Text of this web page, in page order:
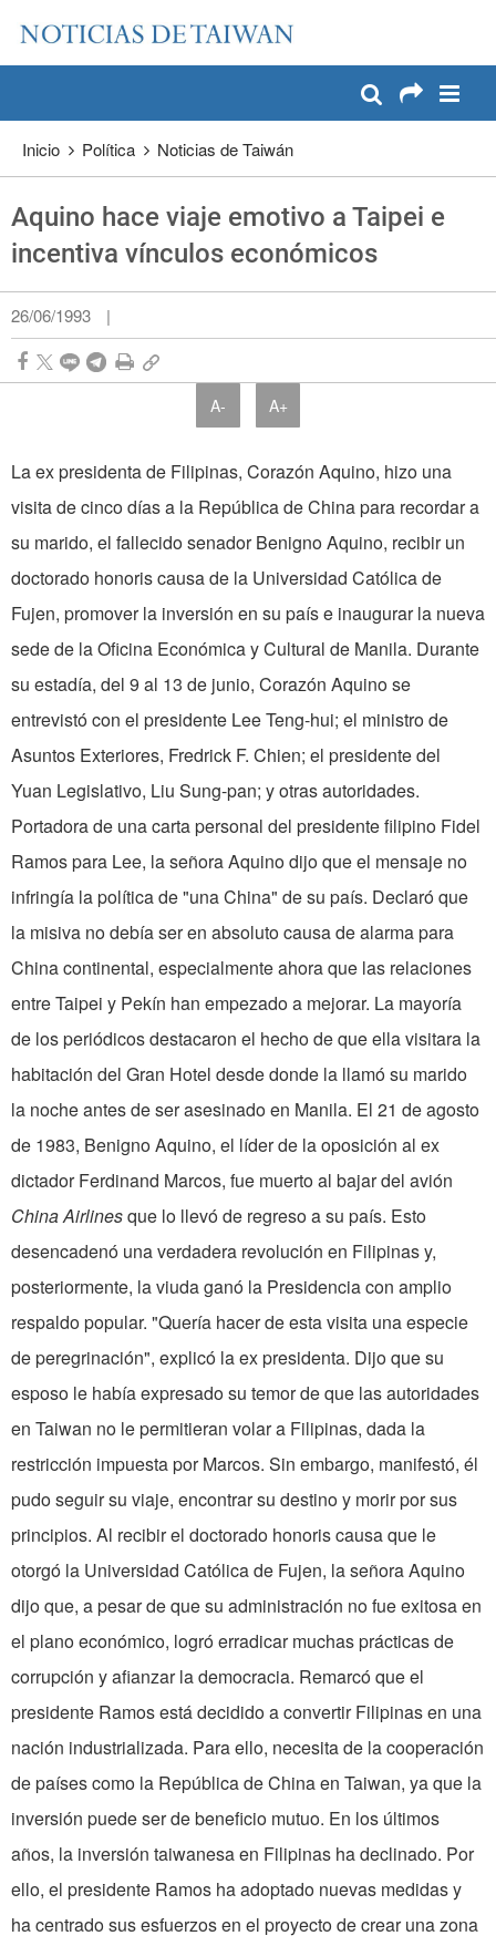
Pase a contenido principal
Inicio Política Noticias de Taiwán
Aquino hace viaje emotivo a Taipei e
incentiva vínculos económicos
26/06/1993 |
A- A+
La ex presidenta de Filipinas, Corazón Aquino, hizo una
visita de cinco días a la República de China para recordar a
su marido, el fallecido senador Benigno Aquino, recibir un
doctorado honoris causa de la Universidad Católica de
Fujen, pro­mover la inversión en su país e inau­gurar la nueva
sede de la Oficina Económica y Cultural de Manila. Durante
su estadía, del 9 al 13 de junio, Corazón Aquino se
entrevistó con el presidente Lee Teng-hui; el ministro de
Asuntos Exteriores, Fredrick F. Chien; el presidente del
Yuan Legislativo, Liu Sung-pan; y otras autoridades.
Portadora de una carta personal del presidente filipino Fidel
Ramos para Lee, la señora Aquino dijo que el mensaje no
infringía la política de "una China" de su país. Declaró que
la mi­siva no debía ser en absoluto causa de alarma para
China continental, especialmente ahora que las relaciones
entre Taipei y Pekín han em­pezado a mejorar. La mayoría
de los periódicos destacaron el hecho de que ella visitara la
habitación del Gran Hotel desde donde la llamó su marido
la noche antes de ser asesinado en Manila. El 21 de agosto
de 1983, Benigno Aquino, el líder de la oposición al ex
dictador Ferdinand Marcos, fue muerto al bajar del avión
China Airlinesque lo llevó de regreso a su país. Esto
desencadenó una verdadera revolución en Filipinas y,
posterior­mente, la viuda ganó la Presidencia con amplio
respaldo popular. "Quería hacer de esta visita una especie
de peregrinación", explicó la ex presidenta. Dijo que su
esposo le había expresado su temor de que las autoridades
en Taiwan no le permitieran volar a Filipinas, dada la
restricción impuesta por Marcos. Sin embargo, manifestó, él
pudo seguir su viaje, encontrar su destino y morir por sus
principios. Al recibir el doctorado honoris causa que le
otorgó la Universidad Católica de Fujen, la señora Aquino
dijo que, a pesar de que su administración no fue exitosa en
el plano económico, logró erra­dicar muchas prácticas de
corrupción y afianzar la democracia. Remarcó que el
presidente Ramos está deci­dido a convertir Filipinas en una
nación industria­lizada. Para ello, necesita de la cooperación
de países como la República de China en Taiwan, ya que la
inversión puede ser de beneficio mutuo. En los últimos
años, la inversión taiwanesa en Filipinas ha declinado. Por
ello, el presidente Ramos ha adoptado nuevas medidas y
ha centrado sus esfuerzos en el proyecto de crear una zona